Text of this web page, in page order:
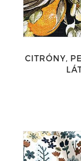
CITRÓNY,